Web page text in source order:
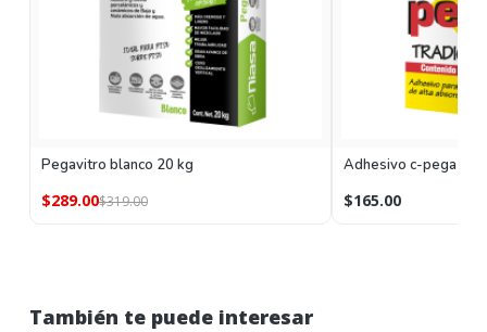
Pegavitro blanco 20 kg
$289.00$319.00
Adhesivo c-pega
$165.00
También te puede interesar